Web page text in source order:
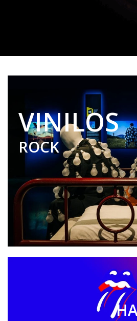
VINILOS
ROCK